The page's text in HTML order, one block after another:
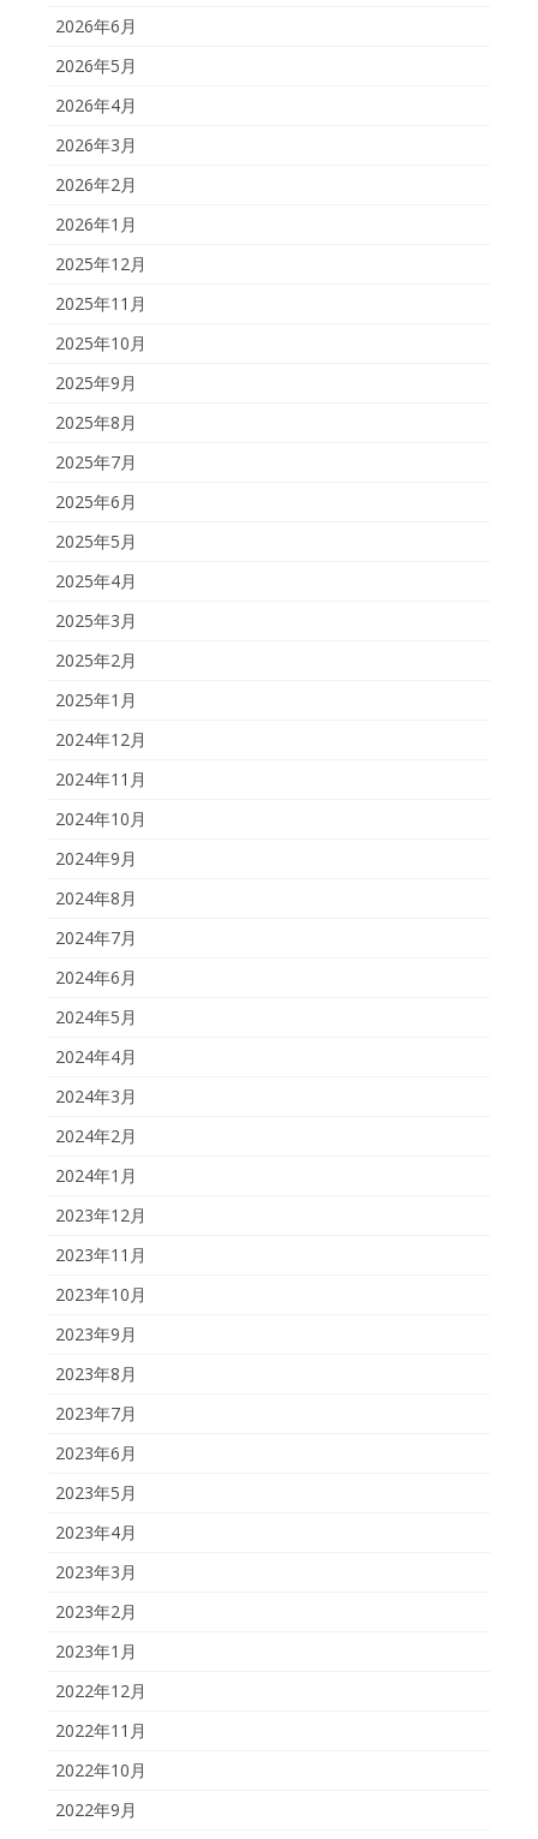
2026年6月
2026年5月
2026年4月
2026年3月
2026年2月
2026年1月
2025年12月
2025年11月
2025年10月
2025年9月
2025年8月
2025年7月
2025年6月
2025年5月
2025年4月
2025年3月
2025年2月
2025年1月
2024年12月
2024年11月
2024年10月
2024年9月
2024年8月
2024年7月
2024年6月
2024年5月
2024年4月
2024年3月
2024年2月
2024年1月
2023年12月
2023年11月
2023年10月
2023年9月
2023年8月
2023年7月
2023年6月
2023年5月
2023年4月
2023年3月
2023年2月
2023年1月
2022年12月
2022年11月
2022年10月
2022年9月